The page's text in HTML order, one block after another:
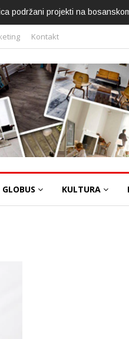
podržani projekti na
Kontakt
GLOBUS KULTURA